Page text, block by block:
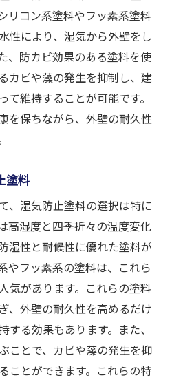
リコン系塗料やフッ素系塗料
性により、湿気から外壁をし
、防カビ効果のある塗料を使
カビや藻の発生を抑制し、建
維持することが可能です。
を保ちながら、外壁の耐久性
塗料
、湿気防止塗料の選択は特に
高湿度と四季折々の温度変化
湿性と耐候性に優れた塗料が
やフッ素系の塗料は、これら
気があります。これらの塗料
、外壁の耐久性を高めるだけ
る効果もあります。また、
ことで、カビや藻の発生を抑
ことができます。これらの特